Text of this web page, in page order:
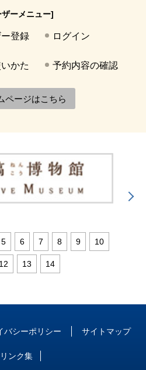
ーメニュー]
登録 ログイン
かた 予約内容の確認
ページはこちら
5 6 7 8 9 10
12 13 14
バシーポリシー サイトマップ
リンク集